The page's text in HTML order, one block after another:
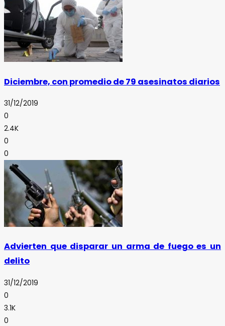
Diciembre, con promedio de 79 asesinatos diarios
31/12/2019
0
2.4K
0
0
Advierten que disparar un arma de fuego es un
delito
31/12/2019
0
3.1K
0